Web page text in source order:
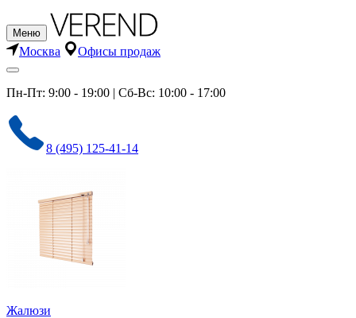
Меню
Москва Офисы продаж
Пн-Пт: 9:00 - 19:00 | Сб-Вс: 10:00 - 17:00
8 (495) 125-41-14
Жалюзи